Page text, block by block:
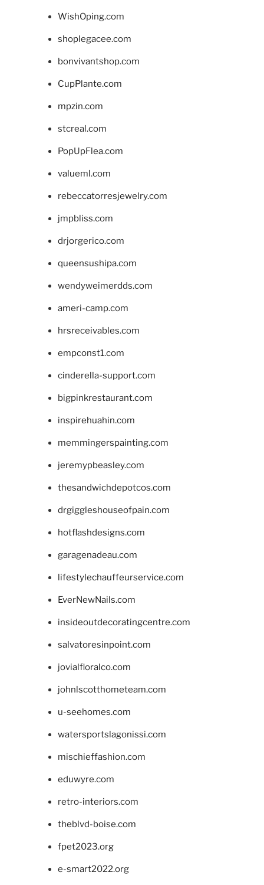
WishOping.com
shoplegacee.com
bonvivantshop.com
CupPlante.com
mpzin.com
stcreal.com
PopUpFlea.com
valueml.com
rebeccatorresjewelry.com
jmpbliss.com
drjorgerico.com
queensushipa.com
wendyweimerdds.com
ameri-camp.com
hrsreceivables.com
empconst1.com
cinderella-support.com
bigpinkrestaurant.com
inspirehuahin.com
memmingerspainting.com
jeremypbeasley.com
thesandwichdepotcos.com
drgiggleshouseofpain.com
hotflashdesigns.com
garagenadeau.com
lifestylechauffeurservice.com
EverNewNails.com
insideoutdecoratingcentre.com
salvatoresinpoint.com
jovialfloralco.com
johnlscotthometeam.com
u-seehomes.com
watersportslagonissi.com
mischieffashion.com
eduwyre.com
retro-interiors.com
theblvd-boise.com
fpet2023.org
e-smart2022.org